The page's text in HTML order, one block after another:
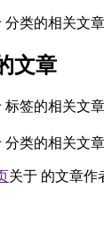
分类的相关文
文章
标签的相关文
分类的相关文
关于 的文章作